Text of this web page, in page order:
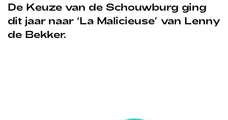
De Keuze van de Schouwburg ging
dit jaar naar ‘La Malicieuse’ van Lenny
de Bekker.